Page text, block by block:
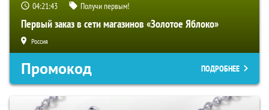
04:21:42 Получи первым!
Первый заказ в сети магазинов «Золотое Яблоко»
Россия
Промокод ПОДРОБНЕЕ